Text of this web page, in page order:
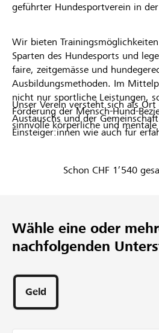
Anmelden
Registrieren
DE FR IT
geführter Hundesportverein in
Wir bieten
Sparten des Hundesports und
faire, zeitgemässe und
Ausbildungsmethoden. Im
nicht nur sportliche Leistungen,
Förderung der Mensch-Hund-
sinnvolle körperliche und
Unser Verein versteht sich als Ort
Austauschs und der
Einsteiger:innen wie auch für
und des Vereinslebens ein.
Schon CHF 1’540
1
Projekt
Unterstützungen
Wähle eine oder
nachfolgenden
Geld